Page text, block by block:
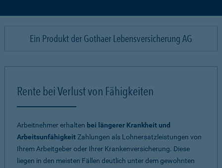
Ein Produkt der Gothaer Lebensversicherung AG
Rente bei Verlust von Fähigkeiten
Arbeitnehmer erhalten bei längerer Krankheit und
ArbeitsunfähigkeitZahlungen als Lohnersatzleistungen von
Ihrem Arbeitgeber oder Ihrer Krankenversicherung. Diese
liegen in den meisten Fällen deutlich unter dem gewohnten